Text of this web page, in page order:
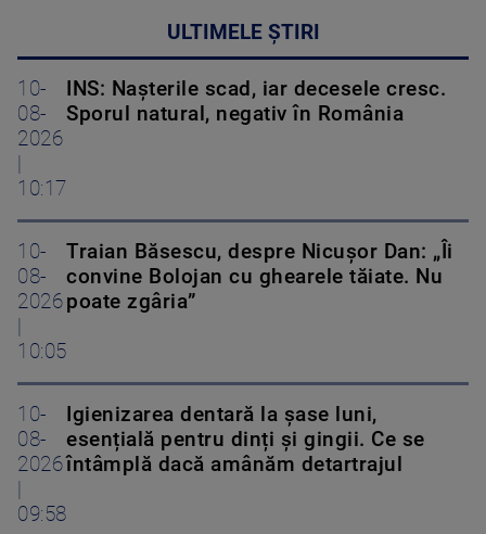
ULTIMELE ȘTIRI
10-
08-
2026
10:17
INS: Nașterile scad, iar decesele cresc.
Sporul natural, negativ în România
10-
08-
2026
10:05
Traian Băsescu, despre Nicușor Dan: „Îi
convine Bolojan cu ghearele tăiate. Nu
poate zgâria”
10-
08-
2026
09:58
Igienizarea dentară la șase luni,
esențială pentru dinți și gingii. Ce se
întâmplă dacă amânăm detartrajul